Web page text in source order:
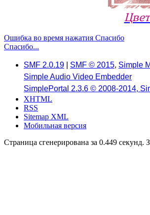
Ошибка во время нажатия Спасибо
Спасибо...
SMF 2.0.19 SMF © 2015, Simple
Simple Audio Video Embedder
SimplePortal 2.3.6 © 2008-2014,
XHTML
RSS
Sitemap XML
Мобильная версия
Страница сгенерирована за 0.449 секунд.